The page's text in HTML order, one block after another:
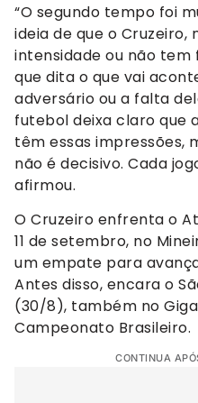
“O segundo tempo foi
ideia de que o Cruzeiro,
intensidade ou não tem
que dita o que vai
adversário ou a falta
futebol deixa claro que
têm essas impressões,
não é decisivo. Cada
afirmou.
O Cruzeiro enfrenta o
11 de setembro, no
um empate para
Antes disso, encara o
(30/8), também no
Campeonato Brasileiro.
CONTINUA